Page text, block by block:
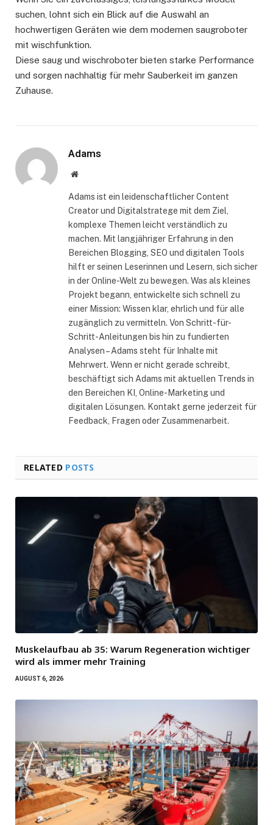
suchen, lohnt sich ein Blick auf die Auswahl an
hochwertigen Geräten wie dem modernen saugroboter
mit wischfunktion.
Diese saug und wischroboter bieten starke Performance
und sorgen nachhaltig für mehr Sauberkeit im ganzen
Zuhause.
Adams
Website
Adams ist ein leidenschaftlicher Content
Creator und Digitalstratege mit dem Ziel,
komplexe Themen leicht verständlich zu
machen. Mit langjähriger Erfahrung in den
Bereichen Blogging, SEO und digitalen Tools
hilft er seinen Leserinnen und Lesern, sich sicher
in der Online-Welt zu bewegen. Was als kleines
Projekt begann, entwickelte sich schnell zu
einer Mission: Wissen klar, ehrlich und für alle
zugänglich zu vermitteln. Von Schritt-für-
Schritt-Anleitungen bis hin zu fundierten
Analysen – Adams steht für Inhalte mit
Mehrwert. Wenn er nicht gerade schreibt,
beschäftigt sich Adams mit aktuellen Trends in
den Bereichen KI, Online-Marketing und
digitalen Lösungen. Kontakt gerne jederzeit für
Feedback, Fragen oder Zusammenarbeit.
RELATED POSTS
Muskelaufbau ab 35: Warum Regeneration wichtiger
wird als immer mehr Training
AUGUST 6, 2026